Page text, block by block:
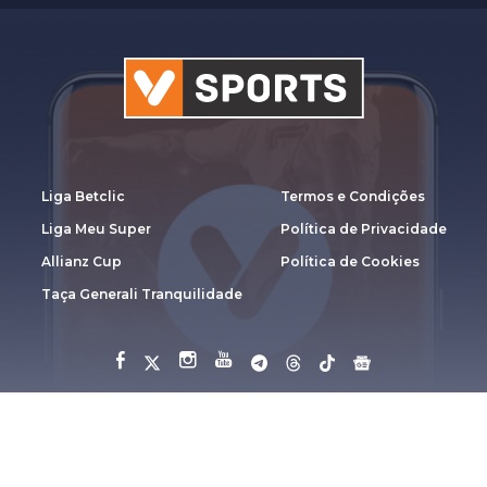
Liga Betclic
Liga Meu Super
Allianz Cup
Taça Generali Tranquilidade
Termos e Condições
Política de Privacidade
Política de Cookies